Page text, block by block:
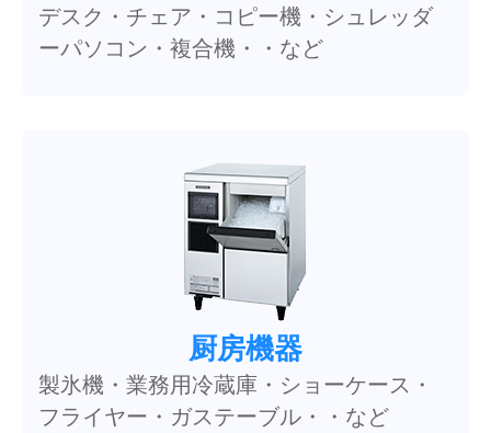
デスク・チェア・コピー機・シュレッダ
ーパソコン・複合機・・など
厨房機器
製氷機・業務用冷蔵庫・ショーケース・
フライヤー・ガステーブル・・など